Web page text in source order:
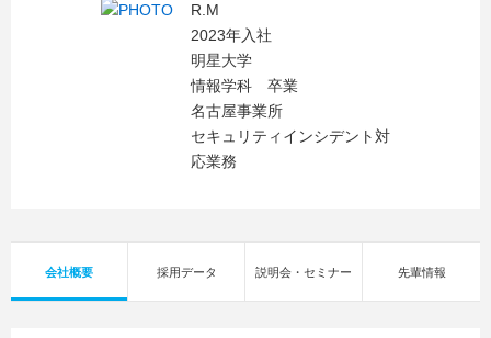
校、横浜システム工学院専門学校、専門学校読売自動車
大学校、和歌山工業高等専門学校、東京町田情報ＩＴク
R.M
2023年入社
明星大学
情報学科 卒業
名古屋事業所
セキュリティインシデント対
応業務
会社概要 採用データ 説明会・セミナー 先輩情報